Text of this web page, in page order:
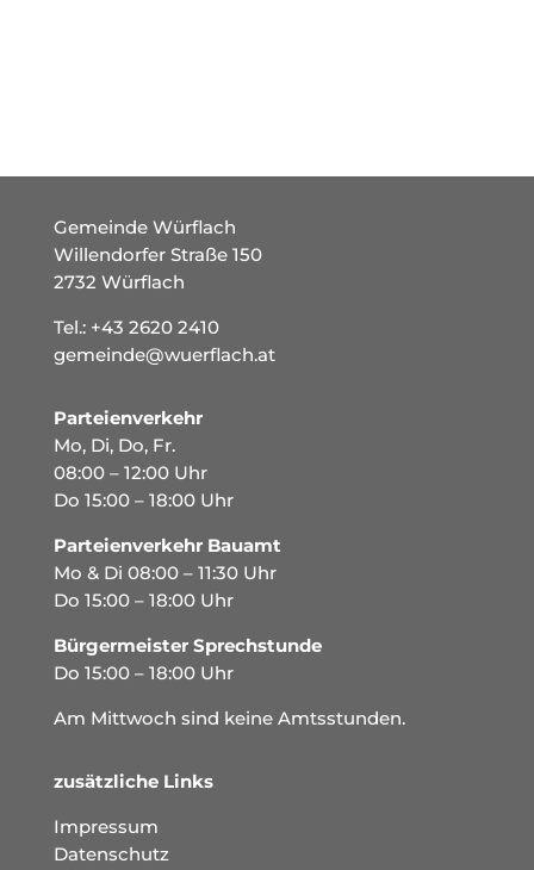
Gemeinde Würflach
Willendorfer Straße 150
2732 Würflach
Tel.: +43 2620 2410
gemeinde@wuerflach.at
Parteienverkehr
Mo, Di, Do, Fr.
08:00 – 12:00 Uhr
Do 15:00 – 18:00 Uhr
Parteienverkehr Bauamt
Mo & Di 08:00 – 11:30 Uhr
Do 15:00 – 18:00 Uhr
Bürgermeister Sprechstunde
Do 15:00 – 18:00 Uhr
Am Mittwoch sind keine Amtsstunden.
zusätzliche Links
Impressum
Datenschutz